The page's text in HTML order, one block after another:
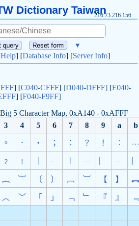
Dictionary Taiwan216.73.216.156
▼
Help] [Database Info] [Server Info]
] [C040-CFFF] [D040-DFFF] [E040-
] [F040-F9FF]
Big 5 Character Map, 0xA140 - 0xAFFF
3 4 5 6 7 8 9 a
b
。 ． ‧ ； ： ？ ！ ︰ …
﹖ ﹗ – — ╴ ︴
︷ ︸ 〔 〕 ︹ ︺ 【 】 ︻
︿ ﹀ 「 」 ﹁ ﹂ 『 』
﹃